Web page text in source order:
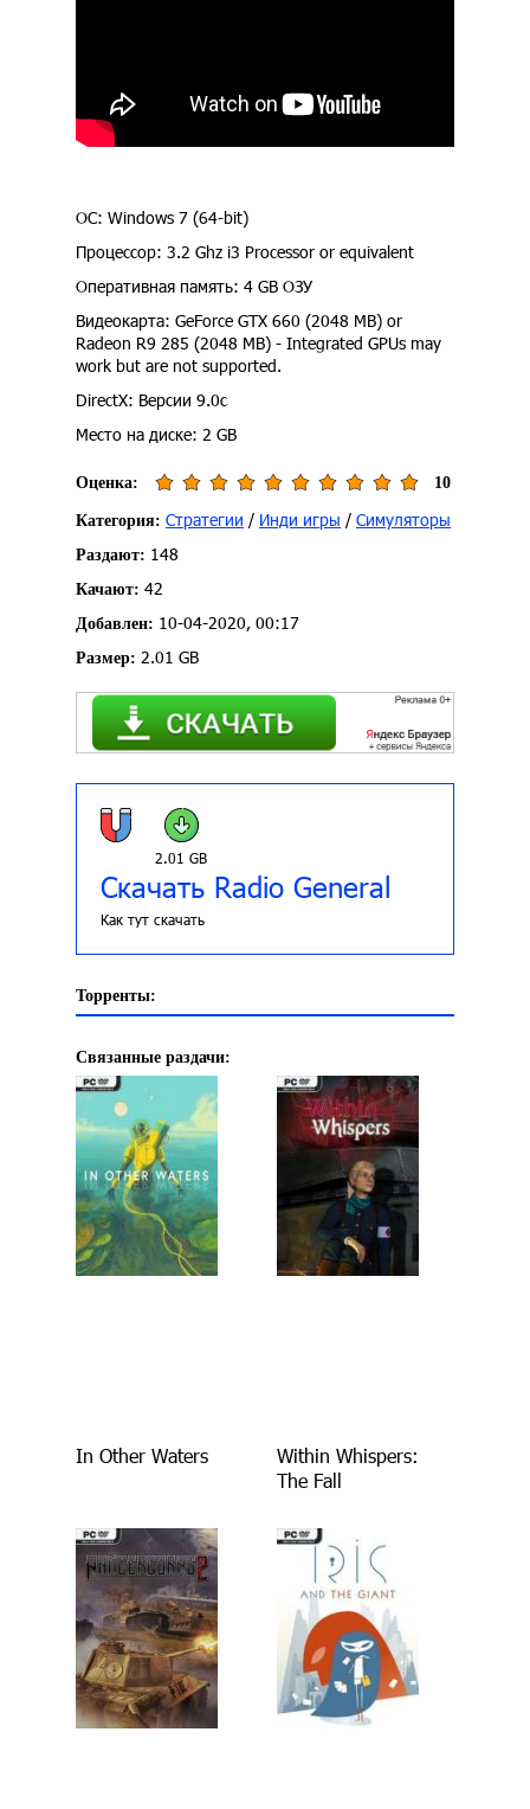
ОС: Windows 7 (64-bit)
Процессор: 3.2 Ghz i3 Processor or equivalent
Оперативная память: 4 GB ОЗУ
Видеокарта: GeForce GTX 660 (2048 MB) or
Radeon R9 285 (2048 MB) - Integrated GPUs may
work but are not supported.
DirectX: Версии 9.0c
Место на диске: 2 GB
Оценка: 10
Категория: Стратегии / Инди игры / Симуляторы
Раздают: 148
Качают: 42
Добавлен: 10-04-2020, 00:17
Размер: 2.01 GB
2.01 GB
Скачать Radio General
Как тут скачать
Торренты:
Связанные раздачи:
In Other Waters
Within Whispers:
The Fall